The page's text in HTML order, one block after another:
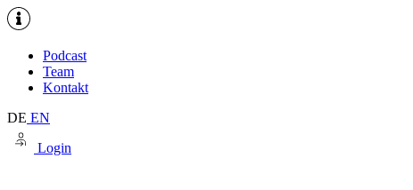
Podcast
Team
Kontakt
DE EN
Login